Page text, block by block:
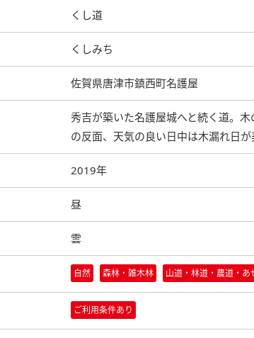
くし道
くしみち
佐賀県唐津市鎮西町名護屋
秀吉が築いた名護屋城へと続く道。
の反面、天気の良い日中は木漏れ日
2019年
昼
雲
自然 森林・雑木林 山道・林道・農道・あ
ご利用条件あり